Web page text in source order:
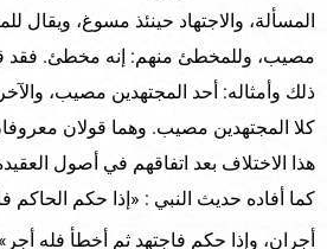
المسألة، والاجتهاد حينئذ مسوغ، ويقال
مصيب، وللمخطئ منهم: إنه مخطئ. فقد
ذلك وأمثاله: أحد المجتهدين مصيب،
كلا المجتهدين مصيب. وهما قولان
هذا الاختلاف بعد اتفاقهم في أصول
كما أفاده حديث النبي : «إذا حكم الحاكم
أجران، وإذا حكم فاجتهد ثم أخطأ فله